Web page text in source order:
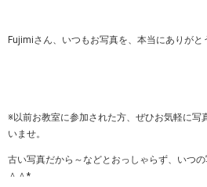
Fujimiさん、いつもお写真を、本当にありがと
※以前お教室に参加された方、ぜひお気軽に写
いませ。
古い写真だから～などとおっしゃらず、いつ
＾＾*